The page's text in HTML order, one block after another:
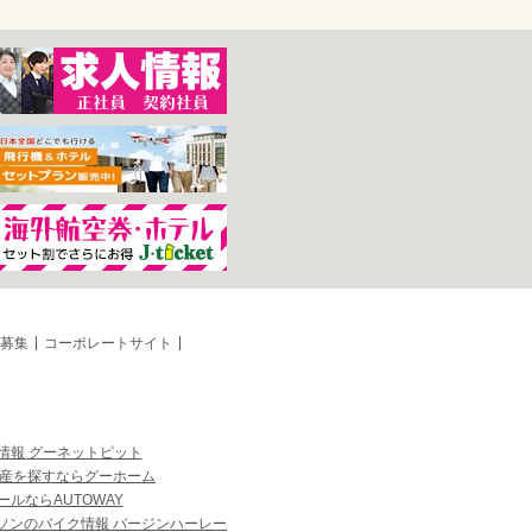
集 コーポレートサイト
報 グーネットピット
を探すならグーホーム
ルならAUTOWAY
ンのバイク情報 バージンハーレー